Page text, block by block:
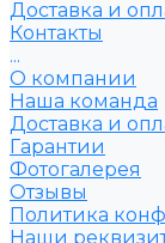
Доставка и
Контакты
...
О компании
Наша команда
Доставка и
Гарантии
Фотогалерея
Отзывы
Политика
Наши